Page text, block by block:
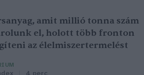
amit millió tonna szám
el, holott több fronton
az élelmiszertermelést